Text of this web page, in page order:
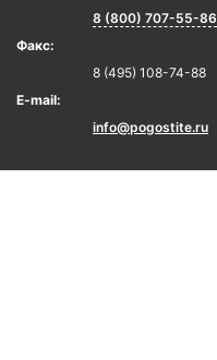
8 (800) 707-55-86
Факс:
8 (495) 108-74-88
E-mail:
info@pogostite.ru